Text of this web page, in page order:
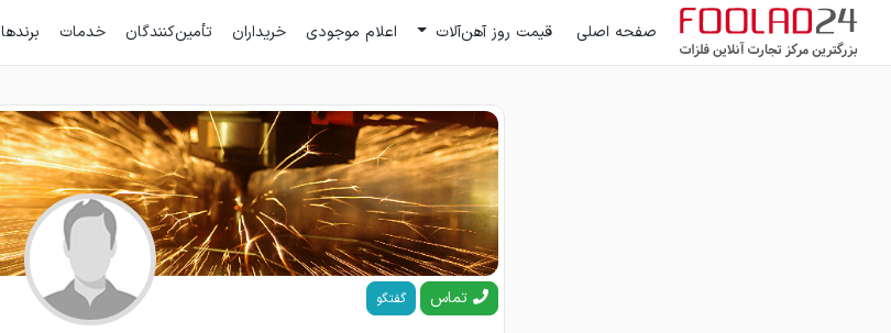
صفحه اصلی قیمت روز آهن‌آلات اعلام موجودی خریداران تأمین‌کنندگان خدمات برندها
تماس گفتگو